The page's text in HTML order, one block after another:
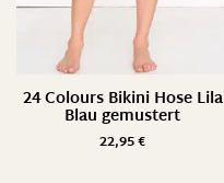
24 Colours Bikini Hose Lila
Blau gemustert
22,95€